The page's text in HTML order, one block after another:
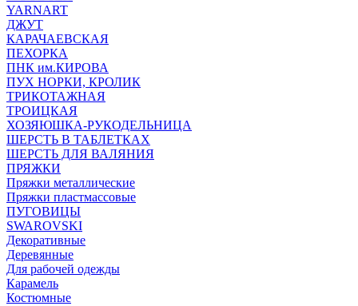
YARNART
ДЖУТ
КАРАЧАЕВСКАЯ
ПЕХОРКА
ПНК им.КИРОВА
ПУХ НОРКИ, КРОЛИК
ТРИКОТАЖНАЯ
ТРОИЦКАЯ
ХОЗЯЮШКА-РУКОДЕЛЬНИЦА
ШЕРСТЬ В ТАБЛЕТКАХ
ШЕРСТЬ ДЛЯ ВАЛЯНИЯ
ПРЯЖКИ
Пряжки металлические
Пряжки пластмассовые
ПУГОВИЦЫ
SWAROVSKI
Декоративные
Деревянные
Для рабочей одежды
Карамель
Костюмные